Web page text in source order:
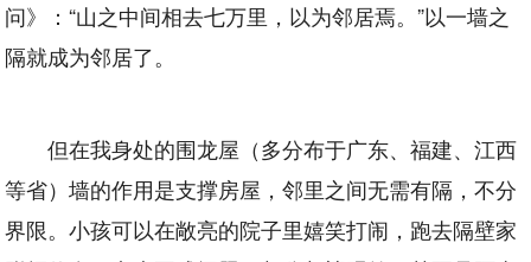
问》：“山之中间相去七万里，以为邻居焉。”以一墙之
隔就成为邻居了。
但在我身处的围龙屋（多分布于广东、福建、江西
等省）墙的作用是支撑房屋，邻里之间无需有隔，不分
界限。小孩可以在敞亮的院子里嬉笑打闹，跑去隔壁家